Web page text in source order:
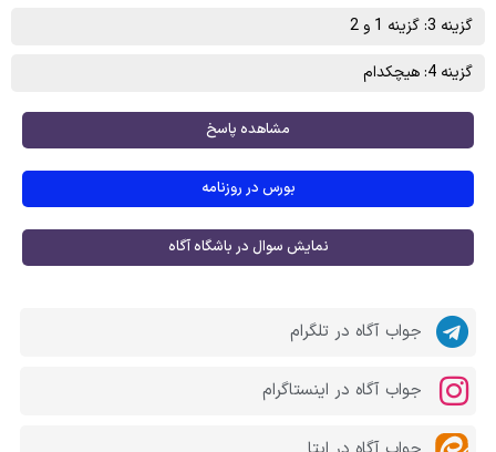
گزینه 3: گزینه 1 و 2
گزینه 4: هیچکدام
مشاهده پاسخ
بورس در روزنامه
نمایش سوال در باشگاه آگاه
جواب آگاه در تلگرام
جواب آگاه در اینستاگرام